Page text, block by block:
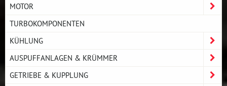
MOTOR
TURBOKOMPONENTEN
KÜHLUNG
AUSPUFFANLAGEN & KRÜMMER
GETRIEBE & KUPPLUNG